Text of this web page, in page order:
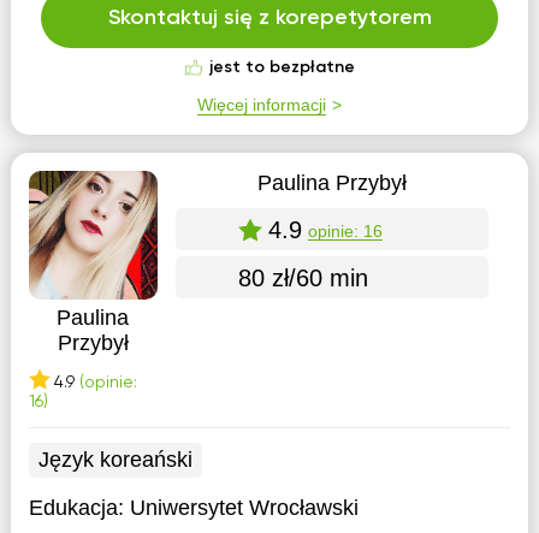
Skontaktuj się z korepetytorem
jest to bezpłatne
Więcej informacji
Paulina
Przybył
4.9 (opinie:
16)
Paulina Przybył
4.9 opinie: 16
80 zł/60 min
Język koreański
Edukacja: Uniwersytet Wrocławski